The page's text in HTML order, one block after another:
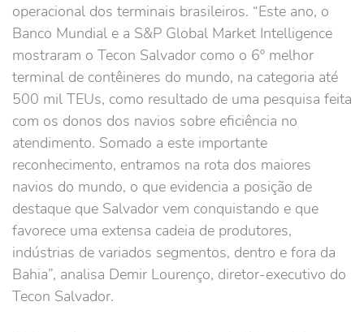
operacional dos terminais brasileiros. “Este ano, o
Banco Mundial e a S&P Global Market Intelligence
mostraram o Tecon Salvador como o 6º melhor
terminal de contêineres do mundo, na categoria até
500 mil TEUs, como resultado de uma pesquisa feita
com os donos dos navios sobre eficiência no
atendimento. Somado a este importante
reconhecimento, entramos na rota dos maiores
navios do mundo, o que evidencia a posição de
destaque que Salvador vem conquistando e que
favorece uma extensa cadeia de produtores,
indústrias de variados segmentos, dentro e fora da
Bahia”, analisa Demir Lourenço, diretor-executivo do
Tecon Salvador.